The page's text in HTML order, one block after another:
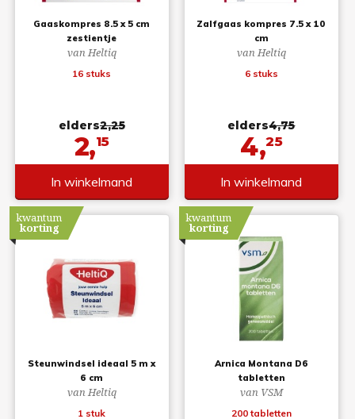
Gaaskompres 8.5 x 5 cm
zestientje
van Heltiq
16 stuks
elders2,25
2,15
In winkelmand
Zalfgaas kompres 7.5 x 10
cm
van Heltiq
6 stuks
elders4,75
4,25
In winkelmand
Steunwindsel ideaal 5 m x
6 cm
van Heltiq
1 stuk
kwantum
korting
Arnica Montana D6
tabletten
van VSM
200 tabletten
kwantum
korting